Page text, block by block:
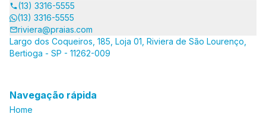
(13) 3316-5555
(13) 3316-5555
riviera@praias.com
Largo dos Coqueiros, 185, Loja 01, Riviera de São Lourenço,
Bertioga - SP - 11262-009
Navegação rápida
Home